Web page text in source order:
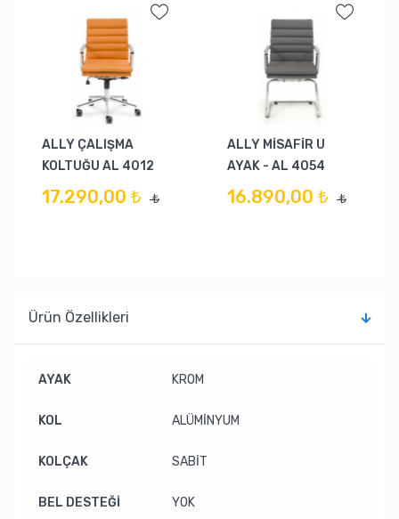
ALLY ÇALIŞMA
KOLTUĞU AL 4012
17.290,00 ₺ ₺
ALLY MİSAFİR U
AYAK - AL 4054
16.890,00 ₺ ₺
Ürün Özellikleri
AYAK KROM
KOL ALÜMİNYUM
KOLÇAK SABİT
BEL DESTEĞİ YOK